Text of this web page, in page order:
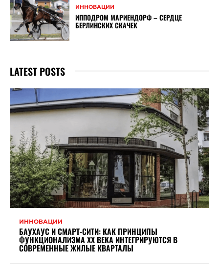
ИННОВАЦИИ
ИППОДРОМ МАРИЕНДОРФ – СЕРДЦЕ
БЕРЛИНСКИХ СКАЧЕК
LATEST POSTS
ИННОВАЦИИ
БАУХАУС И СМАРТ-СИТИ: КАК ПРИНЦИПЫ
ФУНКЦИОНАЛИЗМА XX ВЕКА ИНТЕГРИРУЮТСЯ В
СОВРЕМЕННЫЕ ЖИЛЫЕ КВАРТАЛЫ